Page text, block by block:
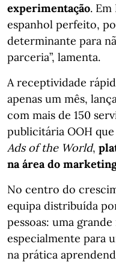
experimentação. Em
espanhol perfeito,
determinante para
parceria”, lamenta.
A receptividade
apenas um mês,
com mais de 150
publicitária OOH
Ads of the World,
na área do
No centro do
equipa distribuída
pessoas: uma
especialmente para
na prática